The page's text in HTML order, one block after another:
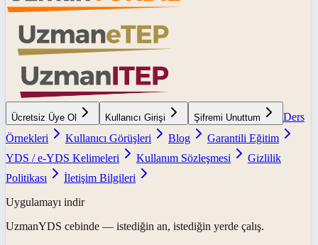
Ücretsiz Üye Ol Kullanıcı Girişi Şifremi Unuttum
Ders
Örnekleri
Kullanıcı Görüşleri Blog
Garantili Eğitim
YDS / e-YDS Kelimeleri
Kullanım Sözleşmesi
Gizlilik
Politikası
İletişim Bilgileri
Uygulamayı indir
UzmanYDS cebinde — istediğin an, istediğin yerde çalış.